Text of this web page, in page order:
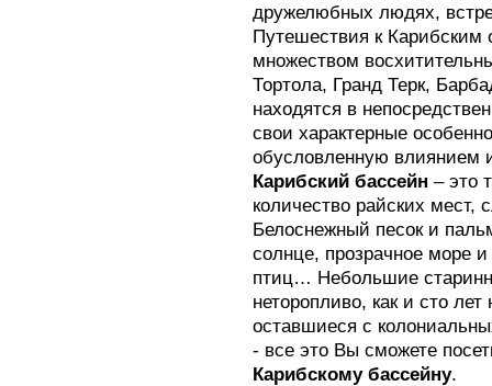
дружелюбных людях,
Путешествия к Карибским
множеством
Тортола, Гранд Терк,
находятся в
свои характерные
обусловленную влиянием
Карибский бассейн – это
количество райских
Белоснежный песок и
солнце, прозрачное море и
птиц… Небольшие
неторопливо, как и сто
оставшиеся с
- все это Вы сможете
Карибскому бассейну.